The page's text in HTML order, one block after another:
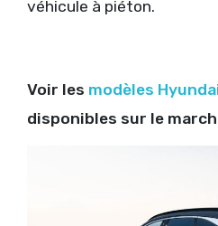
véhicule à piéton.
Voir les modèles
disponibles sur le